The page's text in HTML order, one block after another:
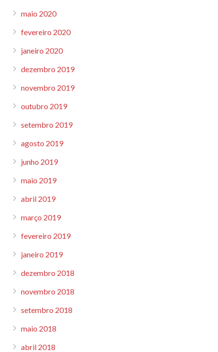
maio 2020
fevereiro 2020
janeiro 2020
dezembro 2019
novembro 2019
outubro 2019
setembro 2019
agosto 2019
junho 2019
maio 2019
abril 2019
março 2019
fevereiro 2019
janeiro 2019
dezembro 2018
novembro 2018
setembro 2018
maio 2018
abril 2018